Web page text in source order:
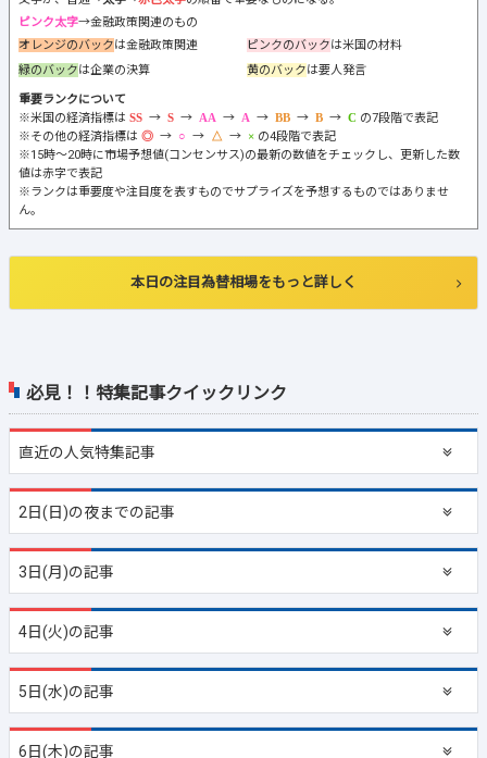
必見！！特集記事クイックリンク
直近の人気特集記事
2日(日)の夜までの記事
3日(月)の記事
4日(火)の記事
5日(水)の記事
6日(木)の記事
ピンク太字→金融政策関連のもの
オレンジのバックは金融政策関連 ピンクのバックは米国の材料
緑のバックは企業の決算 黄のバックは要人発言
重要ランクについて
※米国の経済指標は
→ → → → → →
の7段階で表記
※その他の経済指標は
→ → →
の4段階で表記
※15時～20時に市場予想値(コンセンサス)の最新の数値をチェックし、更新した数
値は赤字で表記
※ランクは重要度や注目度を表すものでサプライズを予想するものではありませ
ん。
本日の注目為替相場をもっと詳しく